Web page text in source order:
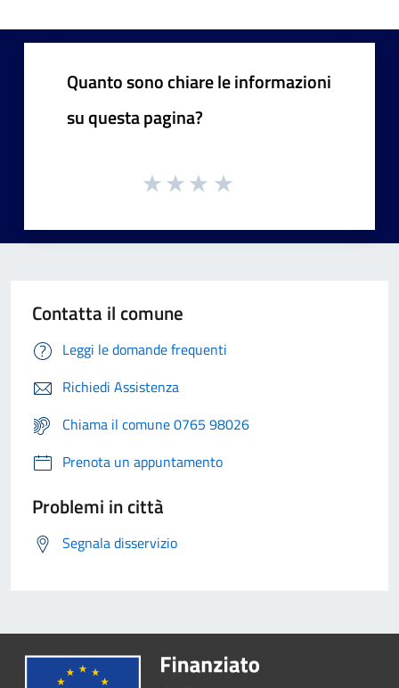
Quanto sono chiare le informazioni
su questa pagina?
Contatta il comune
Leggi le domande frequenti
Richiedi Assistenza
Chiama il comune 0765 98026
Prenota un appuntamento
Problemi in città
Segnala disservizio